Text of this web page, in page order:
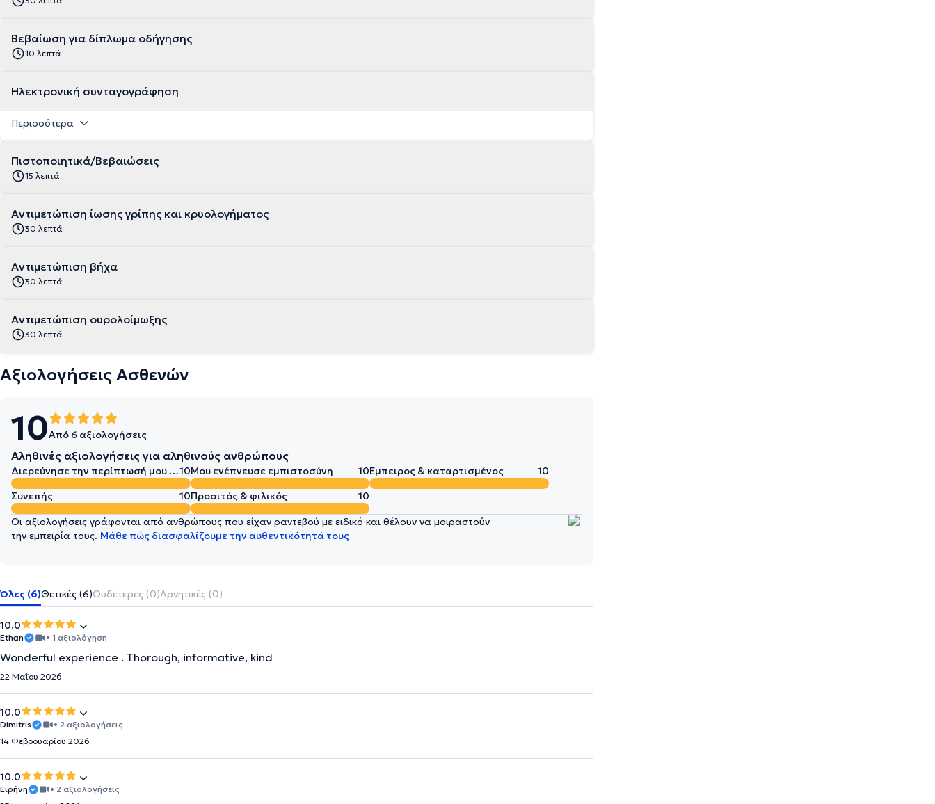
Βεβαίωση για δίπλωμα οδήγησης
10 λεπτά
Ηλεκτρονική συνταγογράφηση
Περισσότερα
Πιστοποιητικά/Βεβαιώσεις
15 λεπτά
Αντιμετώπιση ίωσης γρίπης και κρυολογήματος
30 λεπτά
Αντιμετώπιση βήχα
30 λεπτά
Αντιμετώπιση ουρολοίμωξης
30 λεπτά
Αξιολογήσεις Ασθενών
10Από 6 αξιολογήσεις
Αληθινές αξιολογήσεις για αληθινούς ανθρώπους
Διερεύνησε την περίπτωσή μου σε βάθος10Μου ενέπνευσε εμπιστοσύνη 10Έμπειρος & καταρτισμένος
10
Συνεπής
10Προσιτός & φιλικός 10
Οι αξιολογήσεις γράφονται από ανθρώπους που είχαν ραντεβού με ειδικό και θέλουν να μοιραστούν
την εμπειρία τους. Μάθε πώς διασφαλίζουμε την αυθεντικότητά τους
Όλες (6)Θετικές (6)Ουδέτερες (0)Αρνητικές (0)
10.0
Ethan • 1 αξιολόγηση
Wonderful experience . Thorough, informative, kind
22 Μαΐου 2026
10.0
Dimitris
• 2 αξιολογήσεις
14 Φεβρουαρίου 2026
10.0
Ειρήνη
• 2 αξιολογήσεις